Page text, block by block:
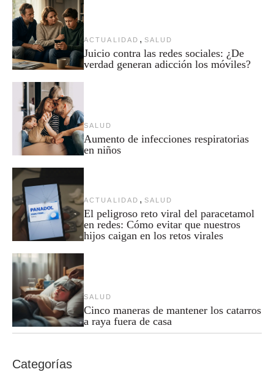
ACTUALIDAD , SALUD
Juicio contra las redes sociales: ¿De
verdad generan adicción los móviles?
SALUD
Aumento de infecciones respiratorias
en niños
ACTUALIDAD , SALUD
El peligroso reto viral del paracetamol
en redes: Cómo evitar que nuestros
hijos caigan en los retos virales
SALUD
Cinco maneras de mantener los catarros
a raya fuera de casa
Categorías